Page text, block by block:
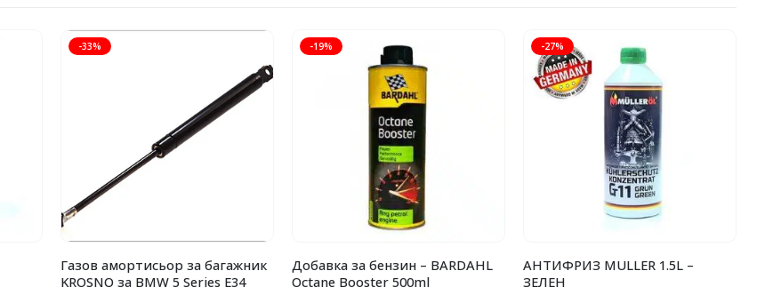
-33%
Газов амортисьор за багажник
KROSNO за BMW 5 Series E34
-19%
Добавка за бензин – BARDAHL
Octane Booster 500ml
-27%
АНТИФРИЗ MULLER 1.5L –
ЗЕЛЕН